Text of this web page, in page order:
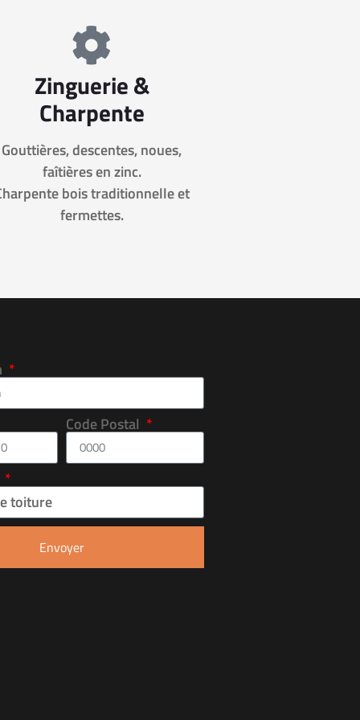
Zinguerie &
Charpente
Gouttières, descentes, noues,
faîtières en zinc.
bois traditionnelle et
fermettes.
Code Postal
Envoyer